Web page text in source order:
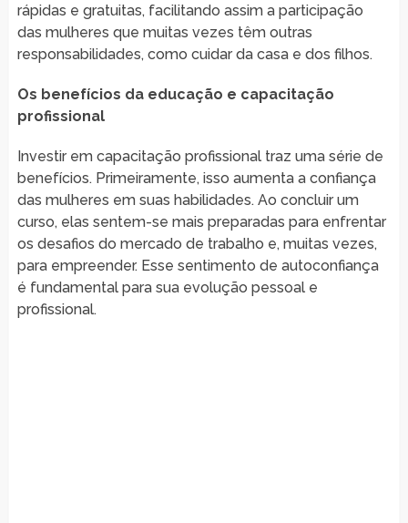
rápidas e gratuitas, facilitando assim a participação
das mulheres que muitas vezes têm outras
responsabilidades, como cuidar da casa e dos filhos.
Os benefícios da educação e capacitação
profissional
Investir em capacitação profissional traz uma série de
benefícios. Primeiramente, isso aumenta a confiança
das mulheres em suas habilidades. Ao concluir um
curso, elas sentem-se mais preparadas para enfrentar
os desafios do mercado de trabalho e, muitas vezes,
para empreender. Esse sentimento de autoconfiança
é fundamental para sua evolução pessoal e
profissional.